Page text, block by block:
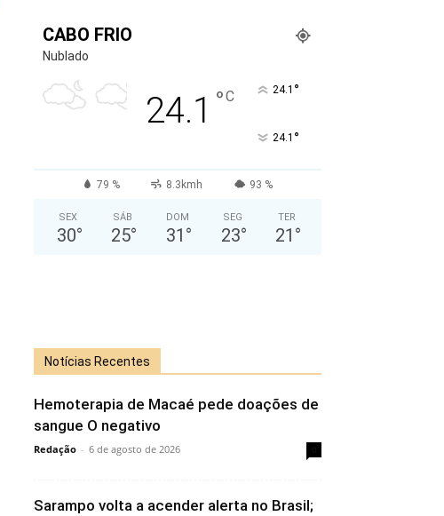
CABO FRIO
Nublado
24.1 °C 24.1 °
24.1 °
79 % 8.3kmh 93 %
SEX
30°
SÁB
25°
DOM
31 °
SEG
23°
TER
21 °
Notícias Recentes
Hemoterapia de Macaé pede doações de
sangue O negativo
Redação - 6 de agosto de 2026
Sarampo volta a acender alerta no Brasil;